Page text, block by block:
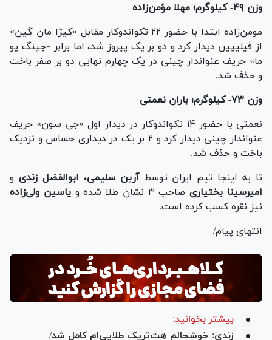
وزن ۴۹- کیلوگرم؛ مهلا مؤمن‌زاده
مومن‌زاده ابتدا با حضور ۲۲ تکواندوکار مقابل «کیژا مان گین»
از فیلیپین دیدار کرد و دو بر یک پیروز شد، اما برابر «جینگ یو
ما» حریف عنواندار چینی در یک چهارم نهایی دو بر صفر باخت
و حذف شد.
وزن ۷۳- کیلوگرم؛ باران نعمتی
نعمتی با حضور ۱۴ تکواندوکار در دیدار اول «جی سون» حریف
عنواندار چینی دیدار کرد و ۲ بر یک در دیداری حساس و نزدیک
باخت و حذف شد.
تا به اینجا تیم ایران توسطآرین سلیمی، ابوالفضل زندی و
امیرسینا بختیاریصاحب ۳ نشان طلا شده و یاسین ولی‌زاده
نیز نقره کسب کرده است.
انتهای پیام/
بیشتر بخوانید:
زندی: خوشحالم هت‌تریک طلایی‌ام کامل شد/